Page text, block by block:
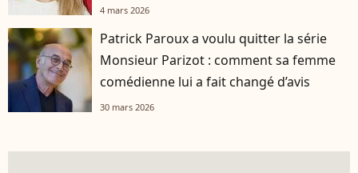
4 mars 2026
Patrick Paroux a voulu quitter la série
Monsieur Parizot : comment sa femme
comédienne lui a fait changé d’avis
30 mars 2026